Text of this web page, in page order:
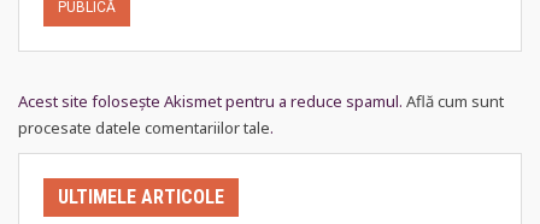
Acest site folosește Akismet pentru a reduce spamul. Află cum sunt
procesate datele comentariilor tale.
ULTIMELE ARTICOLE